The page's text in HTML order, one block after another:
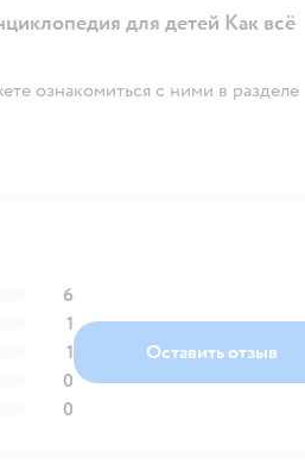
для детей Как всё
ознакомиться с ними в разделе
6
1
1
0
0
Оставить отзыв